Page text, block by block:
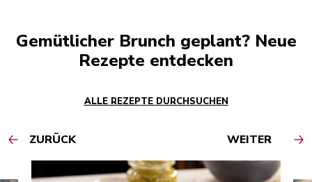
Gemütlicher Brunch geplant? Neue
Rezepte entdecken
ALLE REZEPTE DURCHSUCHEN
ZURÜCK WEITER